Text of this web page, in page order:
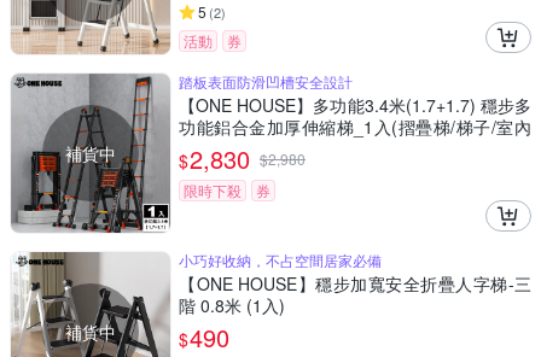
5 (2)
活動 券
補貨中
踏板表面防滑凹槽安全設計
【ONE HOUSE】多功能3.4米(1.7+1.7) 穩步多
功能鋁合金加厚伸縮梯_1入(摺疊梯/梯子/室內
梯/人字梯/A字梯/鋁梯)
$2,830 $2,980
限時下殺
券
補貨中
小巧好收納，不占空間居家必備
【ONE HOUSE】穩步加寬安全折疊人字梯-三
階 0.8米 (1入)
$490